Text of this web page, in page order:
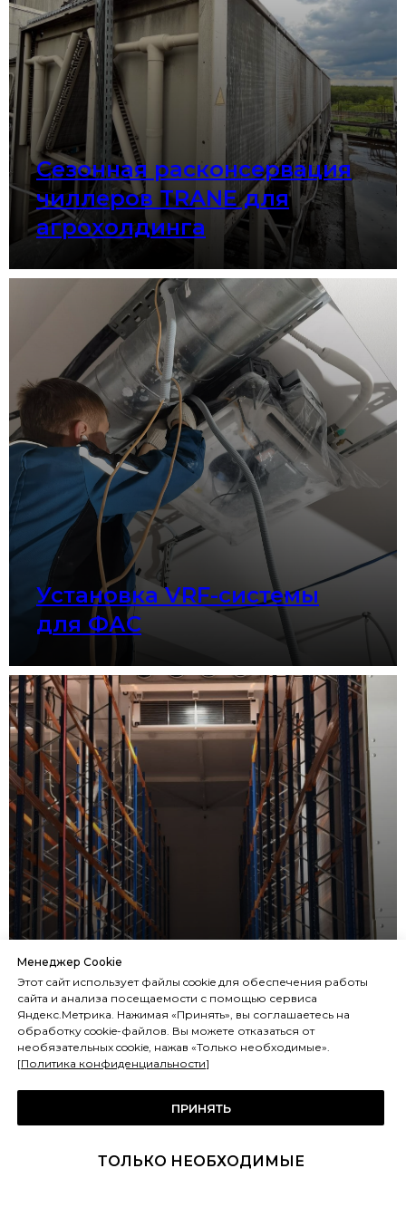
Сезонная расконсервация
чиллеров TRANE для
агрохолдинга
Установка VRF-системы
для ФАС
Монтаж
Воздухоохладителей в РЦ
Бристоль
Менеджер Cookie
Этот сайт использует файлы cookie для обеспечения работы
сайта и анализа посещаемости с помощью сервиса
Яндекс.Метрика. Нажимая «Принять», вы соглашаетесь на
обработку cookie-файлов. Вы можете отказаться от
необязательных cookie, нажав «Только необходимые».
[Политика конфиденциальности]
ПРИНЯТЬ
ТОЛЬКО НЕОБХОДИМЫЕ